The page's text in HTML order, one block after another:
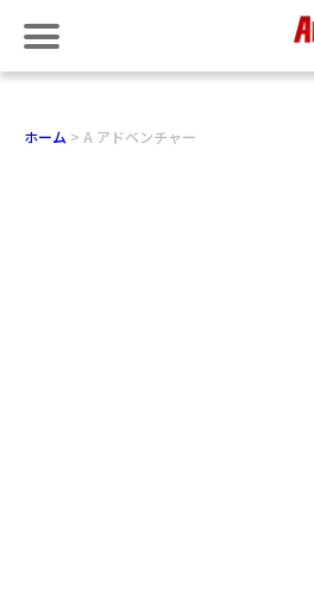
ホーム A アドベンチャー